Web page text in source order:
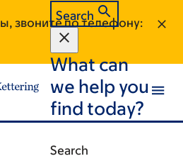
звоните по телефону:
Search
What can
we help you
find today?
Search